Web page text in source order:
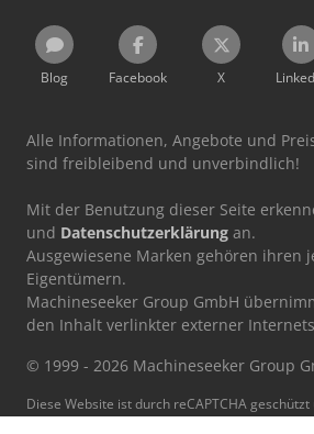
Blog Facebook X
Alle Informationen, Angebote und
sind freibleibend und unverbindlich!
Mit der Benutzung dieser Seite
und Datenschutzerklärung an.
Ausgewiesene Marken gehören ihren
Eigentümern.
Machineseeker Group GmbH
den Inhalt verlinkter externer
© 1999 - 2026 Machineseeker Group
Diese Website ist durch reCAPTCHA